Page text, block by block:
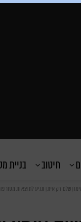
חיטוב בניית
שלם רק איתן ונגיע לתוצאות